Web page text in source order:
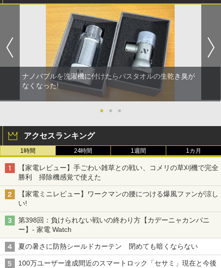
ナノバブルを洗濯機に付けたらバスタオルの生乾き臭が
なくなった!
● ● ●
アクセスランキング
1時間 24時間 1週間 1カ月
【家電レビュー】手ごわい雑草との戦い、コメリの草刈機で完全
勝利 掃除機感覚で使えた
【家電ミニレビュー】ワークマンの腰につける爆風ファンが涼し
い!
第398回：負けられない戦いの終わり方【カデーニャカンパニ
ー】- 家電 Watch
夏の暑さに防熱シールドカーテン 閉めても暗くならない
100万ユーザー達成間近のスマートロック「セサミ」現在と今後